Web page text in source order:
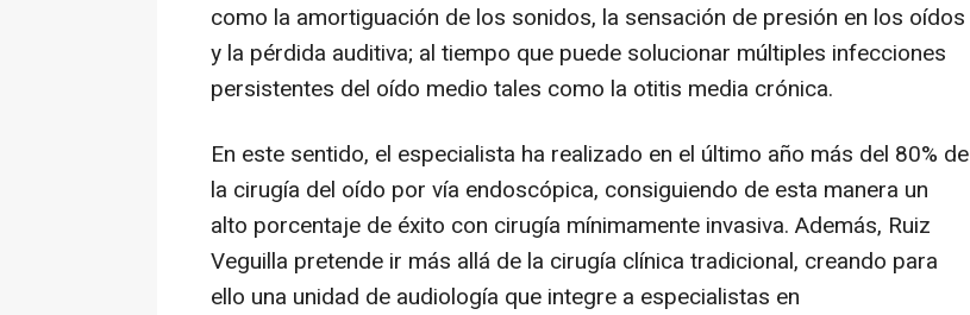
como la amortiguación de los sonidos, la sensación de presión en los oídos
y la pérdida auditiva; al tiempo que puede solucionar múltiples infecciones
persistentes del oído medio tales como la otitis media crónica.
En este sentido, el especialista ha realizado en el último año más del 80% de
la cirugía del oído por vía endoscópica, consiguiendo de esta manera un
alto porcentaje de éxito con cirugía mínimamente invasiva. Además, Ruiz
Veguilla pretende ir más allá de la cirugía clínica tradicional, creando para
ello una unidad de audiología que integre a especialistas en